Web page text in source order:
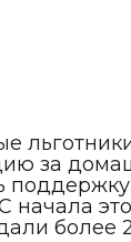
за
С начала
более